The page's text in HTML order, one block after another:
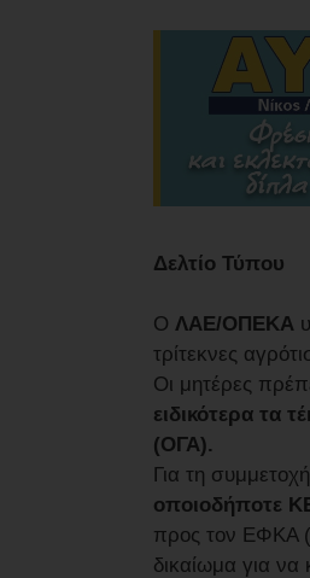
Δελτίο Τύπου
Ο ΛΑΕ/ΟΠΕΚΑ
τρίτεκνες
Οι μητέρες
ειδικότερα τα
(ΟΓΑ).
Για τη
οποιοδήποτε
προς τον ΕΦΚΑ
δικαίωμα για